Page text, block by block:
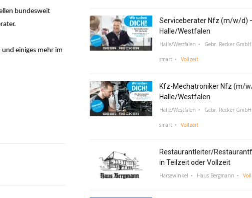
bundesweit
einiges mehr im
Serviceberater Nfz (m/w/d)
Halle/Westfalen
Halle/Westfalen Gebr. Recker
smart Vollzeit
Kfz-Mechatroniker Nfz (m/
Halle/Westfalen
Halle/Westfalen Gebr. Recker
smart Vollzeit
Restaurantleiter/
in Teilzeit oder Vollzeit
Harsewinkel Haus Bergmann